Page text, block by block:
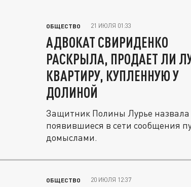
ОБЩЕСТВО 21 ИЮЛЯ 01:33
АДВОКАТ СВИРИДЕНКО
РАСКРЫЛА, ПРОДАЕТ ЛИ
КВАРТИРУ, КУПЛЕННУЮ У
ДОЛИНОЙ
Защитник Полины Лурье назвала
появившиеся в сети сообщения
домыслами.
ОБЩЕСТВО 20 ИЮЛЯ 12:37